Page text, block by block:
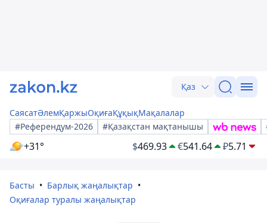
Қаз
СаясатӘлемҚаржыОқиғаҚұқықМақалалар
#Референдум-2026
#Қазақстан мақтанышы
+31° $469.93 €541.64 ₽5.71
Басты
Барлық жаңалықтар
Оқиғалар туралы жаңалықтар